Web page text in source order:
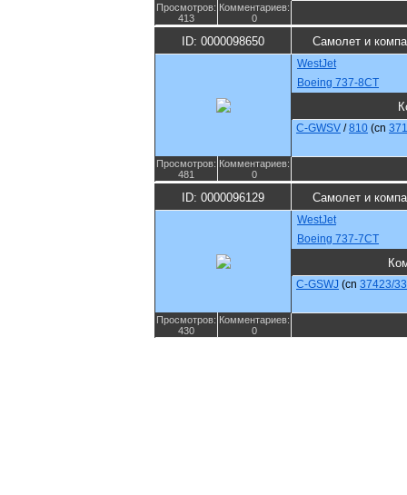
Просмотров:
413
Комментариев:
0
ID: 0000098650 Самолет и
WestJet
Boeing 737-8CT
C-GWSV /810 (cn
Просмотров:
481
Комментариев:
0
ID: 0000096129 Самолет и
WestJet
Boeing 737-7CT
C-GSWJ (cn 37423/
Просмотров:
430
Комментариев:
0